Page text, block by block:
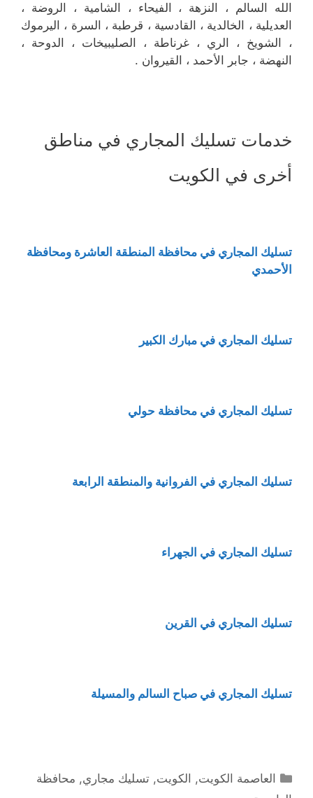
الله السالم ، النزهة ، الفيحاء ، الشامية ، الروضة ،
العديلية ، الخالدية ، القادسية ، قرطبة ، السرة ، اليرموك
، الشويخ ، الري ، غرناطة ، الصليبيخات ، الدوحة ،
النهضة ، جابر الأحمد ، القيروان .
خدمات تسليك المجاري في مناطق
أخرى في الكويت
تسليك المجاري في محافظة المنطقة العاشرة ومحافظة
الأحمدي
تسليك المجاري في مبارك الكبير
تسليك المجاري في محافظة حولي
تسليك المجاري في الفروانية والمنطقة الرابعة
تسليك المجاري في الجهراء
تسليك المجاري في القرين
تسليك المجاري في صباح السالم والمسيلة
التصنيفات
العاصمة الكويت, الكويت,تسليك مجاري, محافظة